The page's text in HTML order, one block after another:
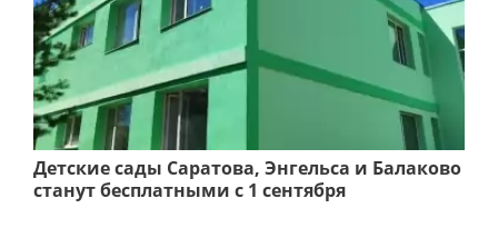
Детские сады Саратова, Энгельса и Балаково
станут бесплатными с 1 сентября